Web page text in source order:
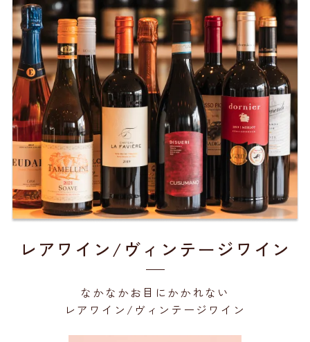
レアワイン/ヴィンテージワイン
なかなかお目にかかれない
レアワイン/ヴィンテージワイン